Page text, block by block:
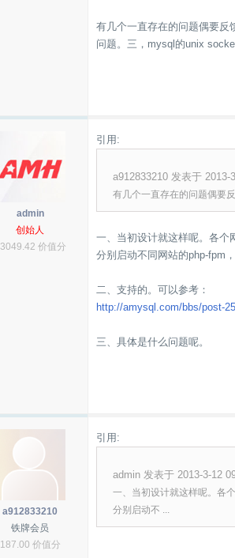
有几个一直存在的问题偶要
问题。三，mysql的unix
admin
创始人
价值分
引用:
a912833210 发表于 2013-
有几个一直存在的问题偶要
一、当初设计就这样呢。各个
分别启动不同网站的php-fpm
二、支持的。可以参考：
http://amysql.com/bbs/post-
三、具体是什么问题呢。
a912833210
铁牌会员
187.00 价值分
引用:
admin 发表于 2013-3-12
一、当初设计就这样呢。各
分别启动不 ...